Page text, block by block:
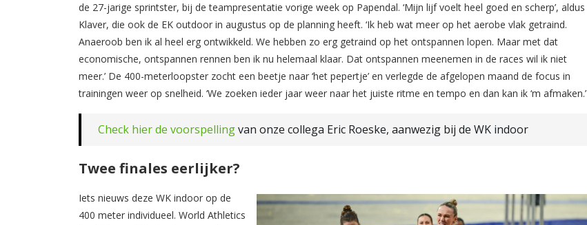
de 27-jarige sprintster, bij de teampresentatie vorige week op Papendal. ‘Mijn lijf voelt heel goed en scherp’, aldus
Klaver, die ook de EK outdoor in augustus op de planning heeft. ‘Ik heb wat meer op het aerobe vlak getraind.
Anaeroob ben ik al heel erg ontwikkeld. We hebben zo erg getraind op het ontspannen lopen. Maar met dat
economische, ontspannen rennen ben ik nu helemaal klaar. Dat ontspannen meenemen in de races wil ik niet
meer.’ De 400-meterloopster zocht een beetje naar ‘het pepertje’ en verlegde de afgelopen maand de focus in
trainingen weer op snelheid. ‘We zoeken ieder jaar weer naar het juiste ritme en tempo en dan kan ik ‘m afmaken.’
Check hier de voorspellingvan onze collega Eric Roeske, aanwezig bij de WK indoor
Twee finales eerlijker?
Iets nieuws deze WK indoor op de
400 meter individueel. World Athletics